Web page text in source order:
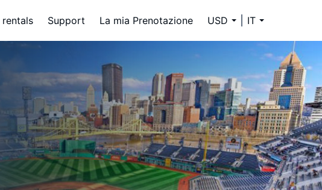
rentals Support La mia Prenotazione USD IT